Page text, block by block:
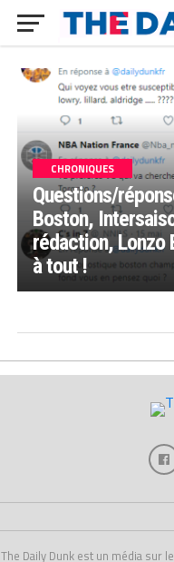
CHRONIQUES
Questions/
Boston,
rédaction, Lonzo
à tout !
The Daily Dunk est un média sur